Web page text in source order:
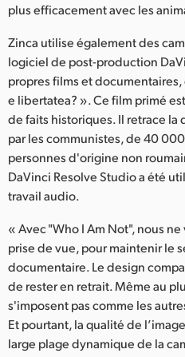
plus efficacement avec les
Zinca utilise également des
logiciel de post-production
propres films et
e libertatea? ». Ce film primé
de faits historiques. Il retrace la
par les communistes, de 40
personnes d'origine non
DaVinci Resolve Studio a été
travail audio.
« Avec "Who I Am Not", nous
prise de vue, pour maintenir le
documentaire. Le design
de rester en retrait. Même au
s'imposent pas comme les
Et pourtant, la qualité de
large plage dynamique de la